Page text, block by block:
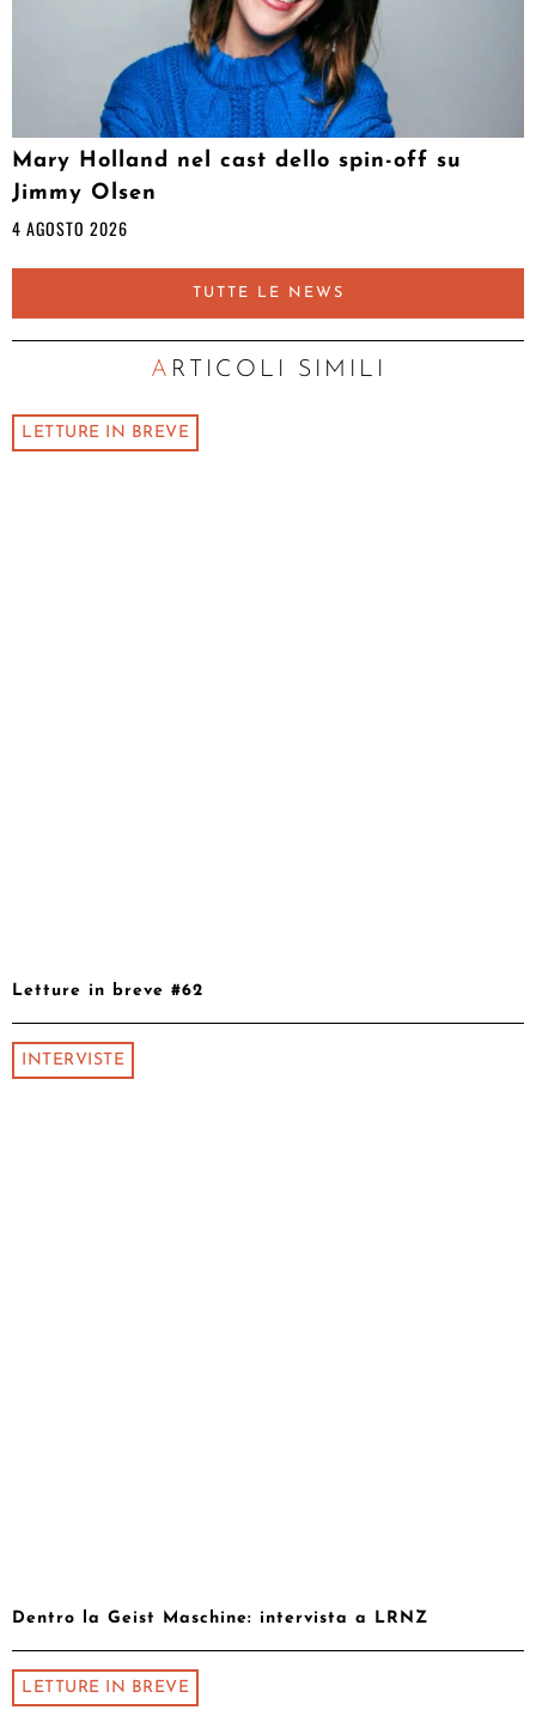
Mary Holland nel cast dello spin-off su
Jimmy Olsen
4 AGOSTO 2026
TUTTE LE NEWS
ARTICOLI SIMILI
LETTURE IN BREVE
Letture in breve #62
INTERVISTE
Dentro la Geist Maschine: intervista a LRNZ
LETTURE IN BREVE